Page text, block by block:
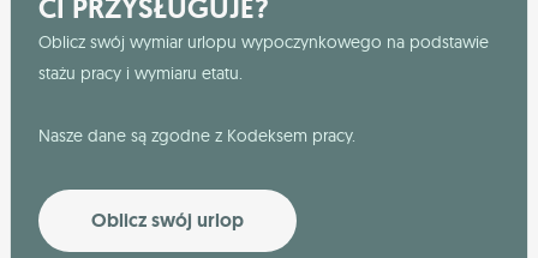
CI PRZYSŁUGUJE?
Oblicz swój wymiar urlopu wypoczynkowego na podstawie
stażu pracy i wymiaru etatu.
Nasze dane są zgodne z Kodeksem pracy.
Oblicz swój urlop